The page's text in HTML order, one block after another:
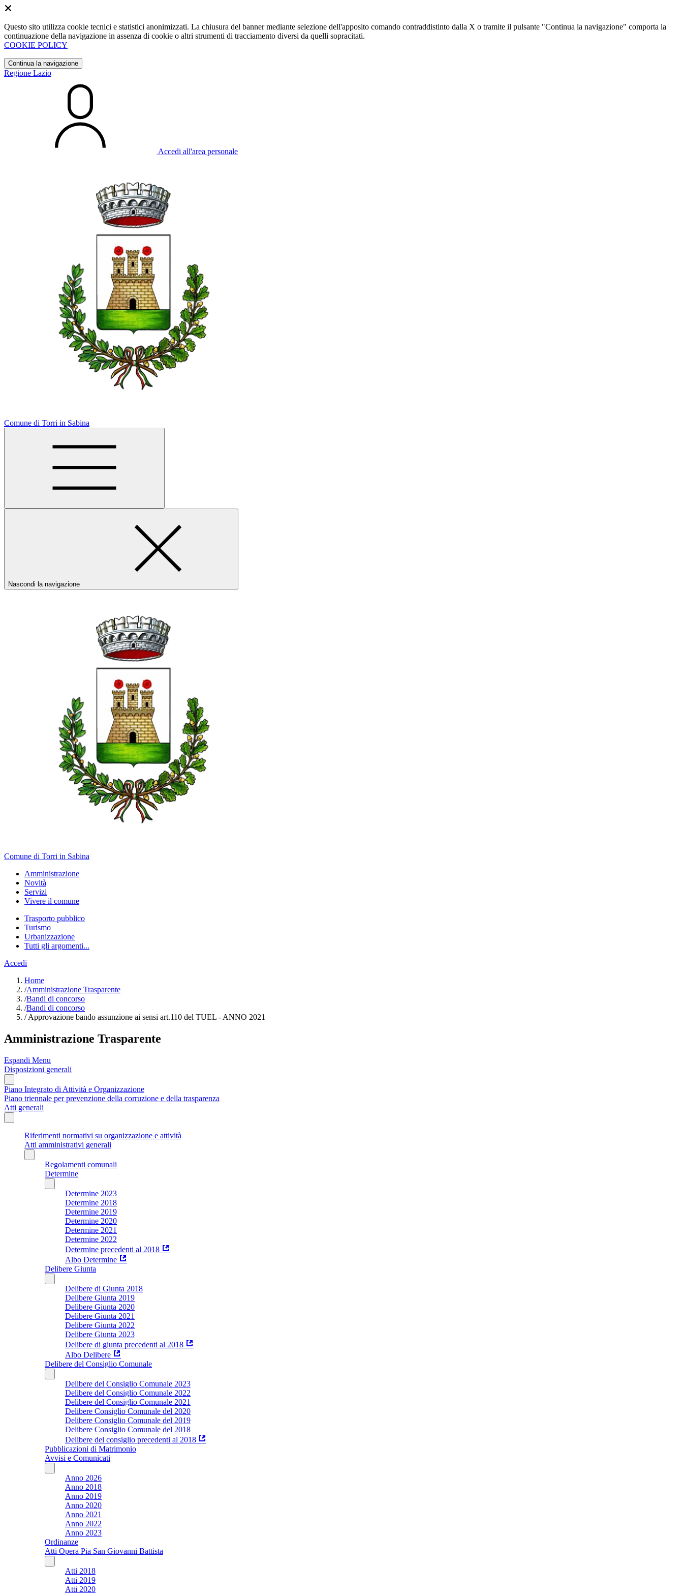
Questo sito utilizza cookie tecnici e statistici anonimizzati. La chiusura del banner mediante selezione dell'apposito comando contraddistinto dalla X o tramite il pulsante "Continua la navigazione" comporta la
continuazione della navigazione in assenza di cookie o altri strumenti di tracciamento diversi da quelli sopracitati.
COOKIE POLICY
Continua la navigazione
Regione Lazio
Accedi all'area personale
Comune di Torri in Sabina
Nascondi la navigazione
Comune di Torri in Sabina
Amministrazione
Novità
Servizi
Vivere il comune
Trasporto pubblico
Turismo
Urbanizzazione
Tutti gli argomenti...
Accedi
Home
/Amministrazione Trasparente
/Bandi di concorso
/Bandi di concorso
/Approvazione bando assunzione ai sensi art.110 del TUEL - ANNO 2021
Amministrazione Trasparente
Espandi Menu
Disposizioni generali
Piano Integrato di Attività e Organizzazione
Piano triennale per prevenzione della corruzione e della trasparenza
Atti generali
Riferimenti normativi su organizzazione e attività
Atti amministrativi generali
Regolamenti comunali
Determine
Determine 2023
Determine 2018
Determine 2019
Determine 2020
Determine 2021
Determine 2022
Determine precedenti al 2018
Albo Determine
Delibere Giunta
Delibere di Giunta 2018
Delibere Giunta 2019
Delibere Giunta 2020
Delibere Giunta 2021
Delibere Giunta 2022
Delibere Giunta 2023
Delibere di giunta precedenti al 2018
Albo Delibere
Delibere del Consiglio Comunale
Delibere del Consiglio Comunale 2023
Delibere del Consiglio Comunale 2022
Delibere del Consiglio Comunale 2021
Delibere Consiglio Comunale del 2020
Delibere Consiglio Comunale del 2019
Delibere Consiglio Comunale del 2018
Delibere del consiglio precedenti al 2018
Pubblicazioni di Matrimonio
Avvisi e Comunicati
Anno 2026
Anno 2018
Anno 2019
Anno 2020
Anno 2021
Anno 2022
Anno 2023
Ordinanze
Atti Opera Pia San Giovanni Battista
Atti 2018
Atti 2019
Atti 2020